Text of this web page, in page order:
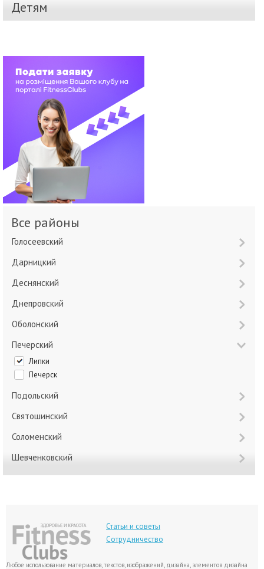
Детям
Все районы
Голосеевский
Дарницкий
Деснянский
Днепровский
Оболонский
Печерский
Липки
Печерск
Подольский
Святошинский
Соломенский
Шевченковский
Статьи и советы
Сотрудничество
Любое использование материалов, текстов, изображений, дизайна, элементов дизайна